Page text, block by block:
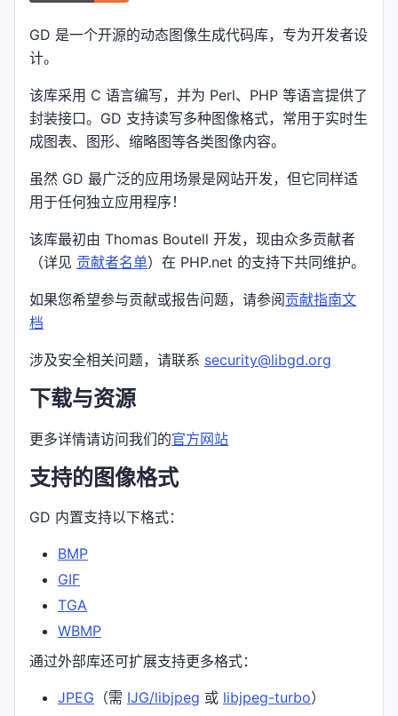
GD 是一个开源的动态图像生成代码库，专为开发者设
计。
该库采用 C 语言编写，并为 Perl、PHP 等语言提供了
封装接口。GD 支持读写多种图像格式，常用于实时生
成图表、图形、缩略图等各类图像内容。
虽然 GD 最广泛的应用场景是网站开发，但它同样适
用于任何独立应用程序！
该库最初由 Thomas Boutell 开发，现由众多贡献者
（详见 贡献者名单）在 PHP.net 的支持下共同维护。
如果您希望参与贡献或报告问题，请参阅贡献指南文
档
涉及安全相关问题，请联系 security@libgd.org
下载与资源
更多详情请访问我们的官方网站
支持的图像格式
GD 内置支持以下格式：
BMP
GIF
TGA
WBMP
通过外部库还可扩展支持更多格式：
JPEG （需 IJG/libjpeg 或 libjpeg-turbo）